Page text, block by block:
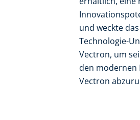
und weckte
Technologie-
Vectron, um
den modernen
Vectron